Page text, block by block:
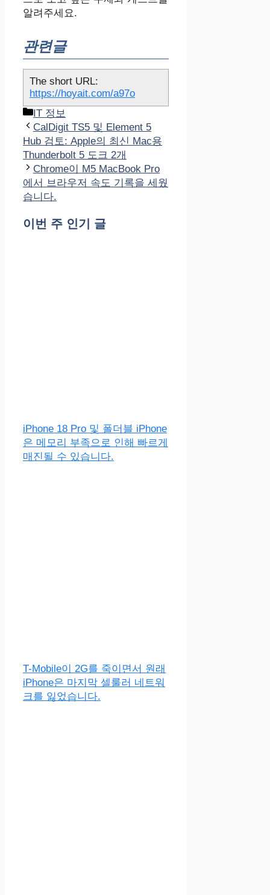
알려주세요.
관련글
The short URL:
https://hoyait.com/a97o
카
테
고
리
IT 정보
CalDigit TS5 및 Element 5
Hub 검토: Apple의 최신 Mac용
Thunderbolt 5 도크 2개
Chrome이 M5 MacBook Pro
에서 브라우저 속도 기록을 세웠
습니다.
이번 주 인기 글
iPhone 18 Pro 및 폴더블 iPhone
은 메모리 부족으로 인해 빠르게
매진될 수 있습니다.
T-Mobile이 2G를 죽이면서 원래
iPhone은 마지막 셀룰러 네트워
크를 잃었습니다.